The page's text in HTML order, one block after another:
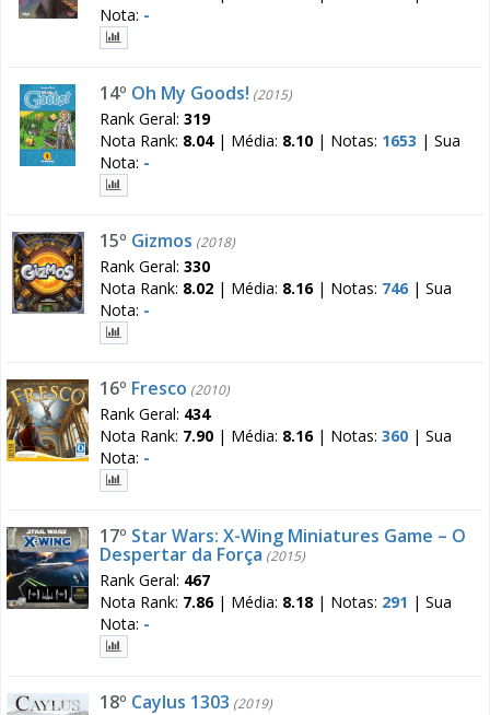
Nota: -
14º Oh My Goods! (2015)
Rank Geral: 319
Nota Rank: 8.04| Média: 8.10 | Notas: 1653 | Sua
Nota: -
15º Gizmos (2018)
Rank Geral: 330
Nota Rank: 8.02 | Média: 8.16| Notas: 746 | Sua
Nota: -
16º Fresco (2010)
Rank Geral: 434
Nota Rank: 7.90 | Média: 8.16| Notas: 360 | Sua
Nota: -
17º Star Wars: X-Wing Miniatures Game – O
Despertar da Força (2015)
Rank Geral: 467
Nota Rank: 7.86| Média: 8.18 | Notas: 291 | Sua
Nota: -
18º Caylus 1303 (2019)